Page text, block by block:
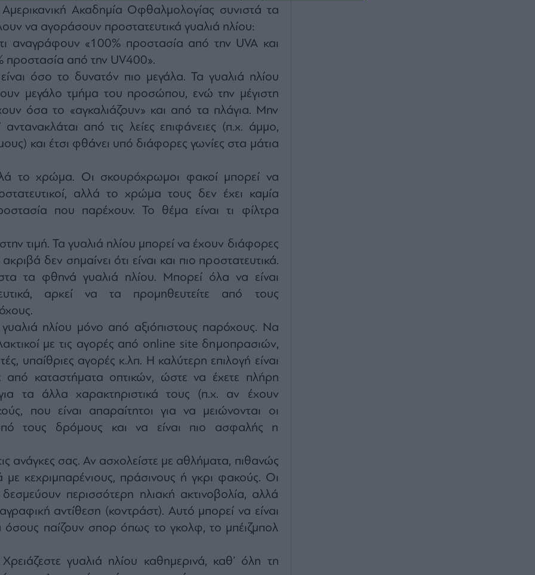
Ακαδημία Οφθαλμολογίας συνιστά τα
να αγοράσουν προστατευτικά γυαλιά ηλίου:
αναγράφουν «100% προστασία από την UVA και
προστασία από την UV400».
όσο το δυνατόν πιο μεγάλα. Τα γυαλιά ηλίου
μεγάλο τμήμα του προσώπου, ενώ την μέγιστη
όσα το «αγκαλιάζουν» και από τα πλάγια. Μην
από τις λείες επιφάνειες (π.χ. άμμο,
και έτσι φθάνει υπό διάφορες γωνίες στα μάτια
το χρώμα. Οι σκουρόχρωμοι φακοί μπορεί να
αλλά το χρώμα τους δεν έχει καμία
που παρέχουν. Το θέμα είναι τι φίλτρα
τιμή. Τα γυαλιά ηλίου μπορεί να έχουν διάφορες
δεν σημαίνει ότι είναι και πιο προστατευτικά.
τα φθηνά γυαλιά ηλίου. Μπορεί όλα να είναι
αρκεί να τα προμηθευτείτε από τους
ηλίου μόνο από αξιόπιστους παρόχους. Να
με τις αγορές από online site δημοπρασιών,
υπαίθριες αγορές κ.λπ. Η καλύτερη επιλογή είναι
από καταστήματα οπτικών, ώστε να έχετε πλήρη
τα άλλα χαρακτηριστικά τους (π.χ. αν έχουν
που είναι απαραίτητοι για να μειώνονται οι
τους δρόμους και να είναι πιο ασφαλής η
ανάγκες σας. Αν ασχολείστε με αθλήματα, πιθανώς
με κεχριμπαρένιους, πράσινους ή γκρι φακούς. Οι
περισσότερη ηλιακή ακτινοβολία, αλλά
αντίθεση (κοντράστ). Αυτό μπορεί να είναι
όσους παίζουν σπορ όπως το γκολφ, το μπέιζμπολ
γυαλιά ηλίου καθημερινά, καθ’ όλη τη